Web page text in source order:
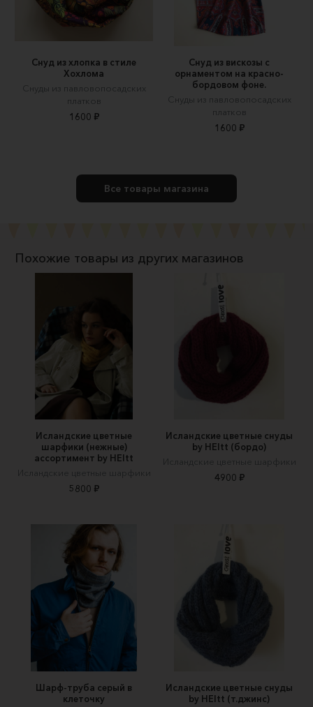
Снуд из хлопка в стиле
Хохлома
Снуды из павловопосадских
платков
1600 ₽
Снуд из вискозы с
орнаментом на красно-
бордовом фоне.
Снуды из павловопосадских
платков
1600 ₽
Все товары магазина
Похожие товары из других магазинов
Исландские цветные
шарфики (нежные)
ассортимент by HEItt
Исландские цветные шарфики
5800 ₽
Исландские цветные снуды
by HEItt (бордо)
Исландские цветные шарфики
4900 ₽
Шарф-труба серый в
клеточку
Исландские цветные снуды
by HEItt (т.джинс)